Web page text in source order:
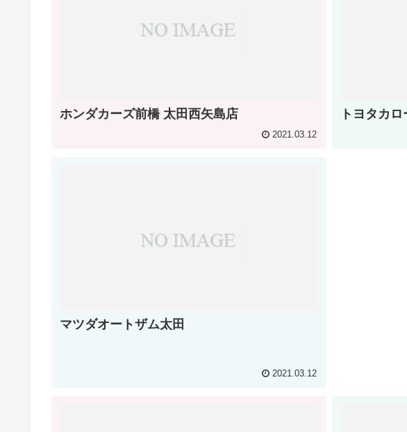
ホンダカーズ前橋 太田西矢島店
2021.03.12
トヨタカ
マツダオートザム太田
2021.03.12